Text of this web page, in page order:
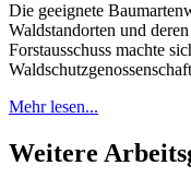
Die geeignete
Waldstandorten und
Forstausschuss machte
Mehr lesen...
Weitere